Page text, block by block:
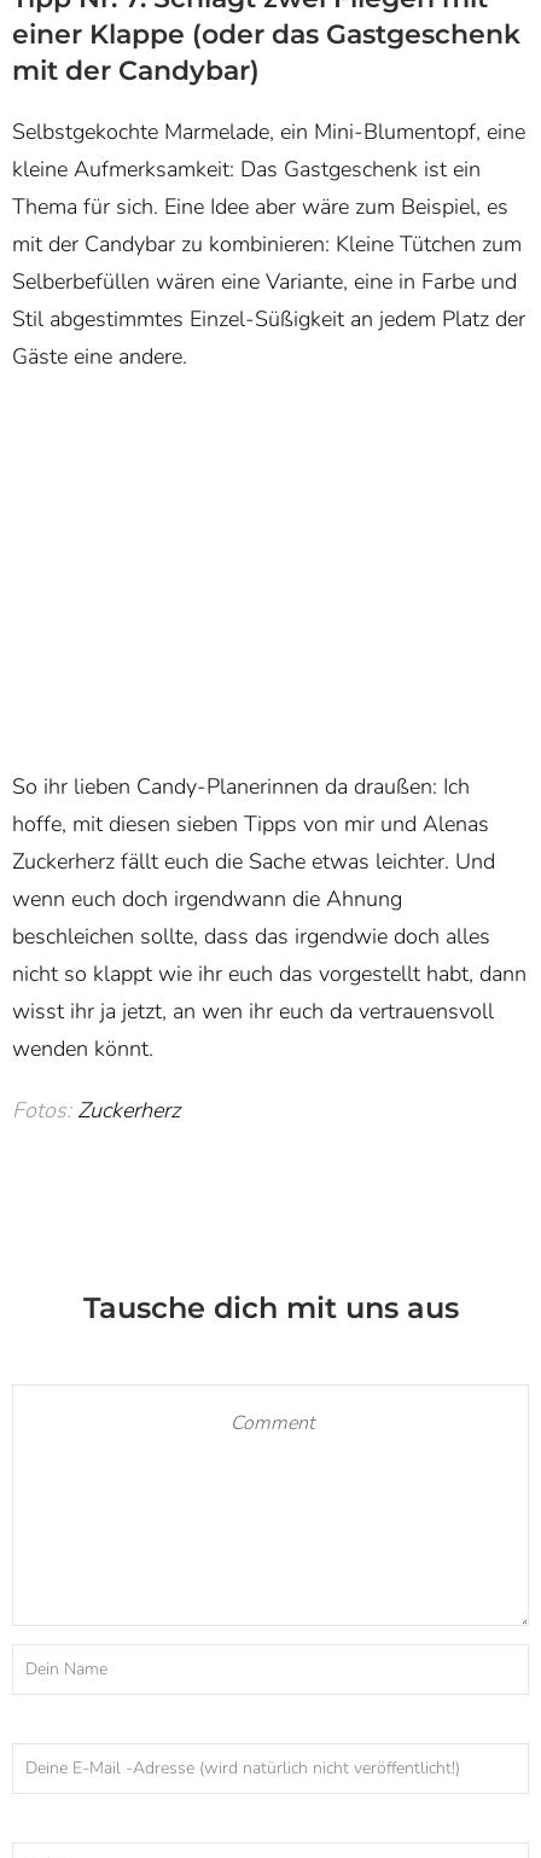
einer Klappe (oder das Gastgeschenk
mit der Candybar)
Selbstgekochte Marmelade, ein Mini-Blumentopf, eine
kleine Aufmerksamkeit: Das Gastgeschenk ist ein
Thema für sich. Eine Idee aber wäre zum Beispiel, es
mit der Candybar zu kombinieren: Kleine Tütchen zum
Selberbefüllen wären eine Variante, eine in Farbe und
Stil abgestimmtes Einzel-Süßigkeit an jedem Platz der
Gäste eine andere.
So ihr lieben Candy-Planerinnen da draußen: Ich
hoffe, mit diesen sieben Tipps von mir und Alenas
Zuckerherz fällt euch die Sache etwas leichter. Und
wenn euch doch irgendwann die Ahnung
beschleichen sollte, dass das irgendwie doch alles
nicht so klappt wie ihr euch das vorgestellt habt, dann
wisst ihr ja jetzt, an wen ihr euch da vertrauensvoll
wenden könnt.
Fotos:Zuckerherz
Tausche dich mit uns aus